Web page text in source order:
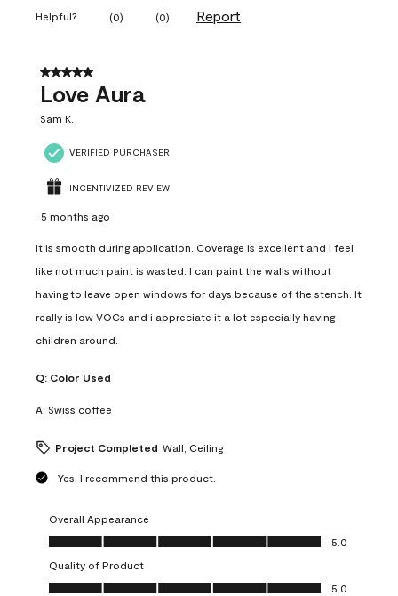
Helpful? (0) (0) Report
5 out of 5 stars.
Love Aura
Sam K.
VERIFIED PURCHASER
INCENTIVIZED REVIEW
5 months ago
It is smooth during application. Coverage is excellent and i feel
like not much paint is wasted. I can paint the walls without
having to leave open windows for days because of the stench. It
really is low VOCs and i appreciate it a lot especially having
children around.
Q: Color Used
A: Swiss coffee
Project Completed Wall, Ceiling
Yes, I recommend this product.
Overall Appearance
Overall Appearance, 5.0 out of 5
5.0
Quality of Product
Quality of Product, 5.0 out of 5
5.0